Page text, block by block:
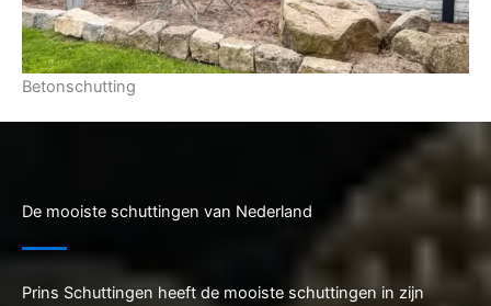
Betonschutting
De mooiste schuttingen van Nederland
Prins Schuttingen heeft de mooiste schuttingen in zijn